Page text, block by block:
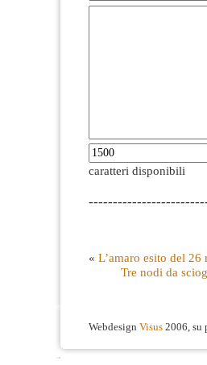
caratteri disponibili
« L’amaro esito del 26
Tre nodi da
Webdesign Visus 2006, su